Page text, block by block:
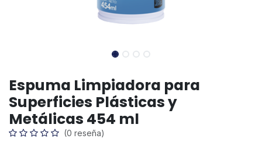
Espuma Limpiadora para
Superficies Plásticas y
Metálicas 454 ml
(0 reseña)